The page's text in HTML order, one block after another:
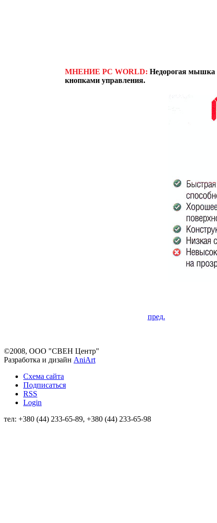
МНЕНИЕ PC WORLD: Недорогая мышка
кнопками управления.
пред.
©2008, ООО "СВЕН Центр"
Разработка и дизайн AniArt
Схема сайта
Подписаться
RSS
Login
тел: +380 (44) 233-65-89, +380 (44) 233-65-98